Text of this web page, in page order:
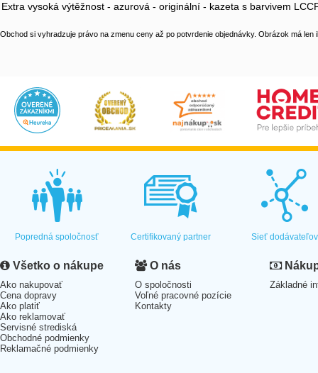
Extra vysoká výtěžnost - azurová - originální - kazeta s barvivem
Obchod si vyhradzuje právo na zmenu ceny až po potvrdenie objednávky. Obrázok má len
Popredná spoločnosť Certifikovaný partner Sieť dodávateľov
Všetko o nákupe
Ako nakupovať
Cena dopravy
Ako platiť
Ako reklamovať
Servisné strediská
Obchodné podmienky
Reklamačné podmienky
O nás
O spoločnosti
Voľné pracovné pozície
Kontakty
Základné